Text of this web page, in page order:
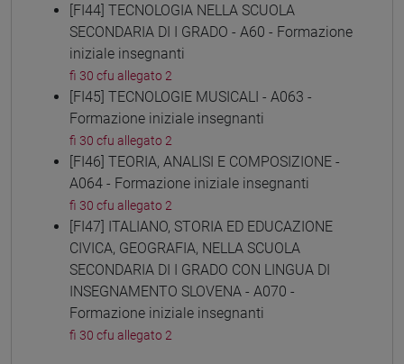
[FI44] TECNOLOGIA NELLA SCUOLA
SECONDARIA DI I GRADO - A60 - Formazione
iniziale insegnanti
fi 30 cfu allegato 2
[FI45] TECNOLOGIE MUSICALI - A063 -
Formazione iniziale insegnanti
fi 30 cfu allegato 2
[FI46] TEORIA, ANALISI E COMPOSIZIONE -
A064 - Formazione iniziale insegnanti
fi 30 cfu allegato 2
[FI47] ITALIANO, STORIA ED EDUCAZIONE
CIVICA, GEOGRAFIA, NELLA SCUOLA
SECONDARIA DI I GRADO CON LINGUA DI
INSEGNAMENTO SLOVENA - A070 -
Formazione iniziale insegnanti
fi 30 cfu allegato 2